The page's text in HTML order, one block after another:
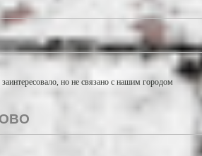
но не связано с нашим городом